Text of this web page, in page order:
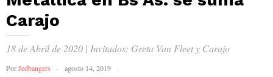
Carajo
18 de Abril de 2020 | Invitados: Greta Van Fleet y Carajo
PorJedbangers agosto 14, 2019